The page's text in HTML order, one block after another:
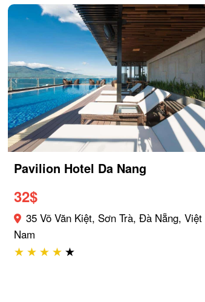
Pavilion Hotel Da Nang
32$
35 Võ Văn Kiệt, Sơn Trà, Đà Nẵng, Việt
Nam
★ ★ ★ ★ ★